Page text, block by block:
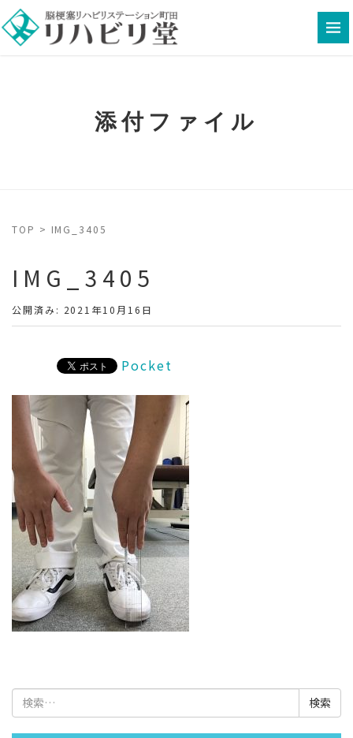
添付ファイル
TOP > IMG_3405
IMG_3405
公開済み: 2021年10月16日
Pocket
検
索: